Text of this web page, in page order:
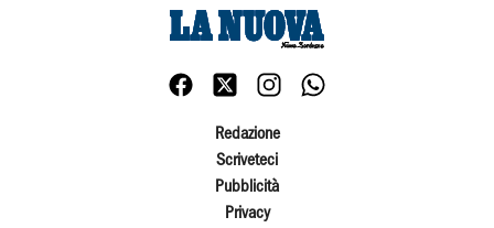
Redazione
Scriveteci
Pubblicità
Privacy